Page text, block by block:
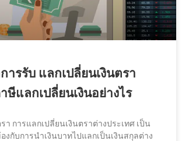
ารรับ แลกเปลี่ยนเงินตรา
ษีแลกเปลี่ยนเงินอย่างไร
า การแลกเปลี่ยนเงินตราต่างประเทศ เป็น
งกับการนำเงินบาทไปแลกเป็นเงินสกุลต่าง